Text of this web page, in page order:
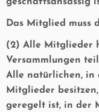
Das Mitglied muss
(2) Alle Mitglieder
Versammlungen
Alle natürlichen, in
Mitglieder
geregelt ist, in der